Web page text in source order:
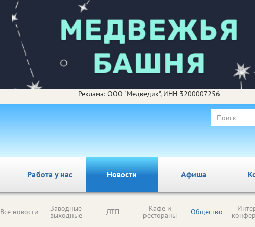
Реклама: ООО "Медведик", ИНН 3200007256
Работа у нас Новости Афиша
Все новости Заводные
выходные ДТП Кафе и
рестораны Общество